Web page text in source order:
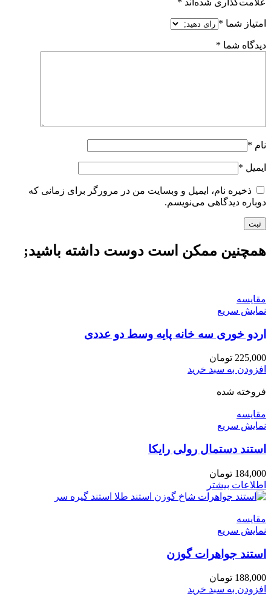
علامت‌گذاری شده‌اند *
امتیاز شما *
دیدگاه شما *
نام *
ایمیل *
ذخیره نام، ایمیل و وبسایت من در مرورگر برای زمانی که
دوباره دیدگاهی می‌نویسم.
همچنین ممکن است دوست داشته باشید;
مقايسه
نمایش سریع
اردو خوری سه خانه پایه وسط دو عددی
225,000 تومان
افزودن به سبد خرید
فروخته شده
مقايسه
نمایش سریع
استند دستمال رولی رایکا
184,000 تومان
اطلاعات بیشتر
مقايسه
نمایش سریع
استند جواهرات گوزن
188,000 تومان
افزودن به سبد خرید